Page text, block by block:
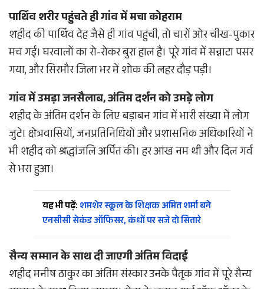
पार्थिव शरीर पहुंचते ही गांव में मचा कोहराम
शहीद की पार्थिव देह जैसे ही गांव पहुंची, तो चारों ओर चीख-पुकार
मच गई। घरवालों का रो-रोकर बुरा हाल है। पूरे गांव में सन्नाटा पसर
गया, और सिरमौर जिला भर में शोक की लहर दौड़ पड़ी।
गांव में उमड़ा जनसैलाब, अंतिम दर्शन को उमड़े लोग
शहीद के अंतिम दर्शन के लिए बड़ाबन गांव में भारी संख्या में लोग
जुटे। क्षेत्रवासियों, जनप्रतिनिधियों और प्रशासनिक अधिकारियों ने
भी शहीद को श्रद्धांजलि अर्पित की। हर आंख नम थी और दिल गर्व
से भरा हुआ।
यह भी पढ़ें: शमशेर स्कूल के शिक्षक अमित शर्मा बने
एनसीसी सेकंड ऑफिसर, कंधों पर सजे दो सितारे
सैन्य सम्मान के साथ दी जाएगी अंतिम विदाई
शहीद मनीष ठाकुर का अंतिम संस्कार उनके पैतृक गांव में पूरे सैन्य